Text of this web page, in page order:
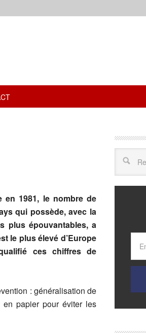
en 1981, le nombre de
qui possède, avec la
plus épouvantables, a
le plus élevé d’Europe
ces chiffres de
: généralisation de
en papier pour éviter les